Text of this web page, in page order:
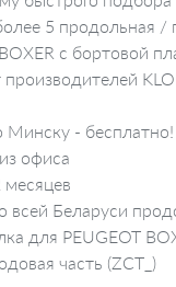
5 продольная /
c бортовой
производителей
Минску - бесплатно!
офиса
месяцев
всей Беларуси
для PEUGEOT
часть (ZCT_)